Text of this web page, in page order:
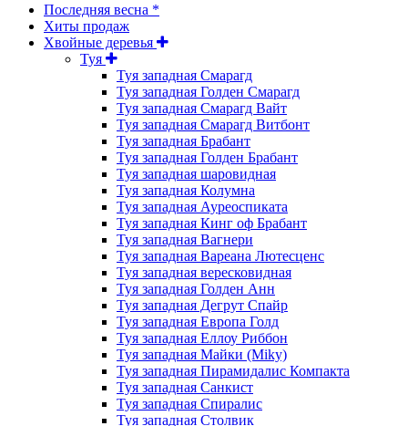
Последняя весна *
Хиты продаж
Хвойные деревья
Туя
Туя западная Смарагд
Туя западная Голден Смарагд
Туя западная Смарагд Вайт
Туя западная Смарагд Витбонт
Туя западная Брабант
Туя западная Голден Брабант
Туя западная шаровидная
Туя западная Колумна
Туя западная Ауреоспиката
Туя западная Кинг оф Брабант
Туя западная Вагнери
Туя западная Вареана Лютесценс
Туя западная вересковидная
Туя западная Голден Анн
Туя западная Дегрут Спайр
Туя западная Европа Голд
Туя западная Еллоу Риббон
Туя западная Майки (Miky)
Туя западная Пирамидалис Компакта
Туя западная Санкист
Туя западная Спиралис
Туя западная Столвик